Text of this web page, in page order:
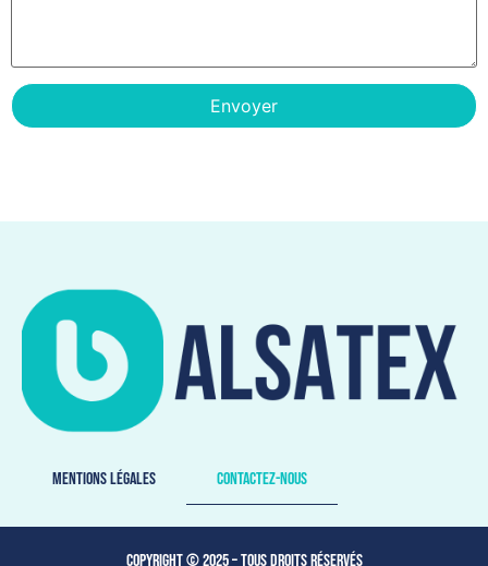
Mentions légales Contactez-nous
Copyright © 2025 – Tous droits réservés